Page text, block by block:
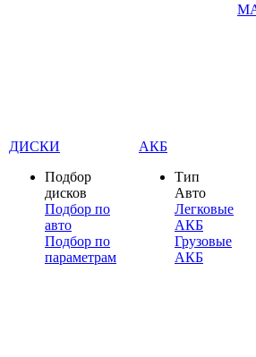
ДИСКИ
Подбор
дисков
Подбор по
авто
Подбор по
параметрам
АКБ
Тип
Авто
Легковые
АКБ
Грузовые
АКБ